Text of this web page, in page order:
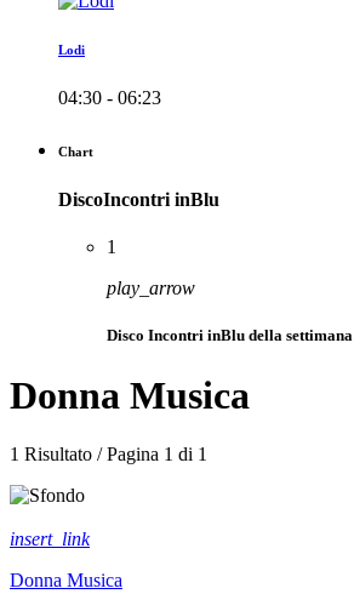
Lodi
04:30 - 06:23
Chart
DiscoIncontri inBlu
1
play_arrow
Disco Incontri inBlu della settimana
Donna Musica
1 Risultato / Pagina 1 di 1
insert_link
Donna Musica